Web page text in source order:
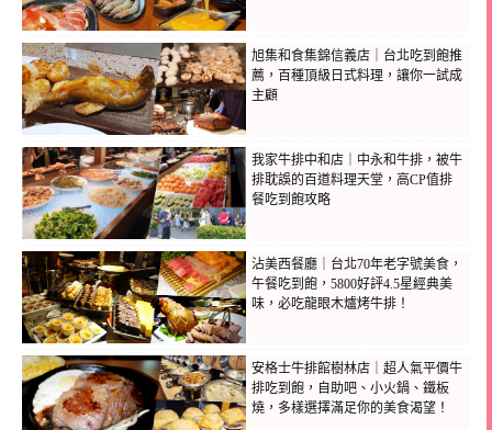
旭集和食集錦信義店｜台北吃到飽推
薦，百種頂級日式料理，讓你一試成
主顧
我家牛排中和店｜中永和牛排，被牛
排耽誤的百道料理天堂，高CP值排
餐吃到飽攻略
沾美西餐廳｜台北70年老字號美食，
午餐吃到飽，5800好評4.5星經典美
味，必吃龍眼木爐烤牛排！
安格士牛排館樹林店｜超人氣平價牛
排吃到飽，自助吧、小火鍋、鐵板
燒，多樣選擇滿足你的美食渴望！